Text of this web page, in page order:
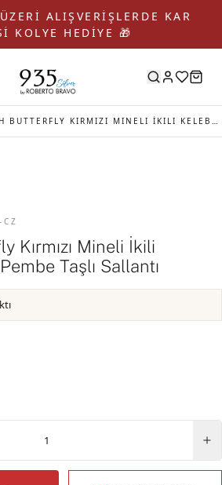
ALIŞVERİŞLERDE KAR
KOLYE HEDİYE 🎁
MONARCH BUTTERFLY KIRMIZI MINELI İKILI KELEBEK FIGÜRLÜ PEMBE TAŞLI SALLANTI
Kırmızı Mineli İkili
Taşlı Sallantı
1